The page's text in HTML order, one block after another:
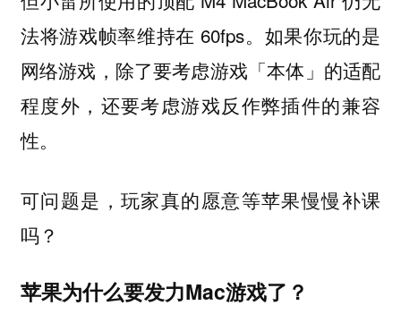
法将游戏帧率维持在 60fps。如果你玩的是
网络游戏，除了要考虑游戏「本体」的适配
程度外，还要考虑游戏反作弊插件的兼容
性。
可问题是，玩家真的愿意等苹果慢慢补课
吗？
苹果为什么要发力Mac游戏了？